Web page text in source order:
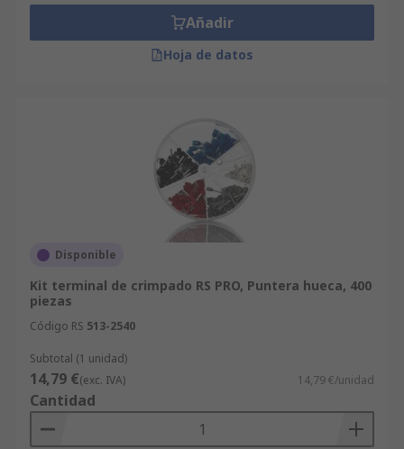
están comprando productos de la más alta calidad
y que cumplen con las normas de seguridad
Añadir
Hoja de datos
Disponible
Kit terminal de crimpado RS PRO, Puntera hueca, 400
piezas
Código RS 513-2540
Subtotal (1 unidad)
14,79 €(exc. IVA) 14,79 €/unidad
Cantidad